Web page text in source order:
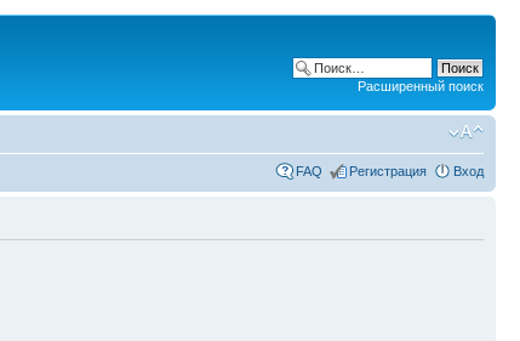
Расширенный поиск
FAQ Регистрация Вход